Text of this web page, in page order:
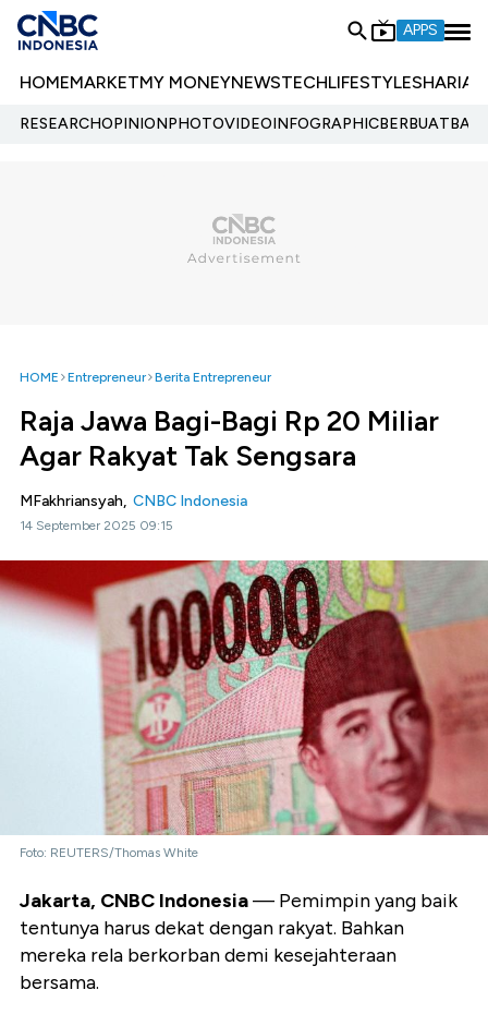
APPS
HOMEMARKETMY MONEYNEWSTECHLIFESTYLESHARIA
RESEARCHOPINIONPHOTOVIDEOINFOGRAPHIC
HOME Entrepreneur Berita Entrepreneur
Raja Jawa Bagi-Bagi Rp 20 Miliar
Agar Rakyat Tak Sengsara
MFakhriansyah, CNBC Indonesia
14 September 2025 09:15
Foto: REUTERS/Thomas White
Jakarta, CNBC Indonesia— Pemimpin yang baik
tentunya harus dekat dengan rakyat. Bahkan
mereka rela berkorban demi kesejahteraan
bersama.